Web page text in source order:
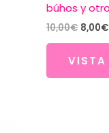
búhos y
10,00€ El
era:
8,00€El
VISTA